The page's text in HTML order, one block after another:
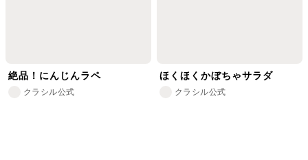
絶品！にんじんラペ
クラシル公式
ほくほくかぼちゃサラダ
クラシル公式